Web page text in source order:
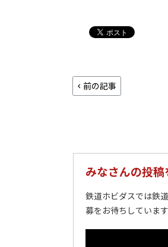
前の記事
みなさんの投
鉄道ホビダスでは鉄
募をお待ちしています